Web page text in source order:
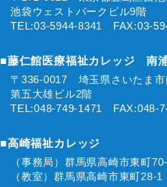
池袋ウェストパークビル9階
TEL:03-5944-8341 FAX:03-
■藤仁館医療福祉カレッジ 南
〒336-0017 埼玉県さいたま
第五大雄ビル2階
TEL:048-749-1471 FAX:048-
■高崎福祉カレッジ
（事務局）群馬県高崎市東町
（教室）群馬県高崎市東町28-